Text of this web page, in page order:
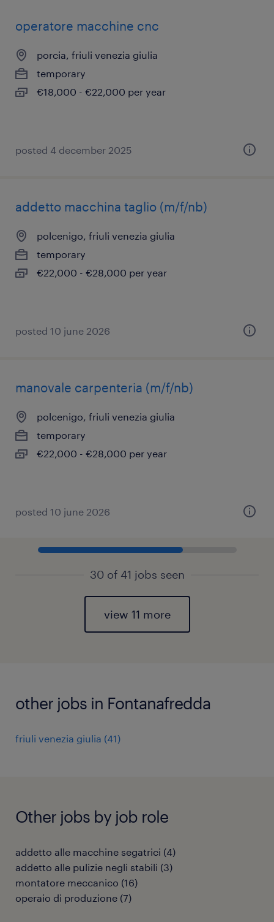
operatore macchine cnc
porcia, friuli venezia giulia
temporary
€18,000 - €22,000 per year
posted 4 december 2025
addetto macchina taglio (m/f/nb)
polcenigo, friuli venezia giulia
temporary
€22,000 - €28,000 per year
posted 10 june 2026
manovale carpenteria (m/f/nb)
polcenigo, friuli venezia giulia
temporary
€22,000 - €28,000 per year
posted 10 june 2026
30 of 41 jobs seen
view 11 more
other jobs in Fontanafredda
friuli venezia giulia (41)
Other jobs by job role
addetto alle macchine segatrici (4)
addetto alle pulizie negli stabili (3)
montatore meccanico (16)
operaio di produzione (7)